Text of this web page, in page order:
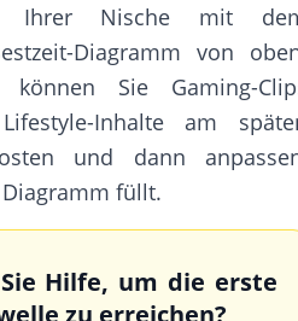
Ihrer Nische mit
Diagramm von
Sie Gaming-
Inhalte am
und dann
füllt.
Hilfe, um die erste
zu erreichen?